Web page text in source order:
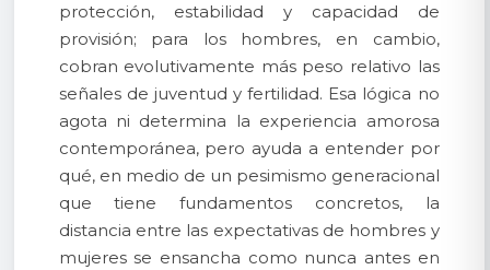
protección, estabilidad y capacidad de
provisión; para los hombres, en cambio,
cobran evolutivamente más peso relativo las
señales de juventud y fertilidad. Esa lógica no
agota ni determina la experiencia amorosa
contemporánea, pero ayuda a entender por
qué, en medio de un pesimismo generacional
que tiene fundamentos concretos, la
distancia entre las expectativas de hombres y
mujeres se ensancha como nunca antes en